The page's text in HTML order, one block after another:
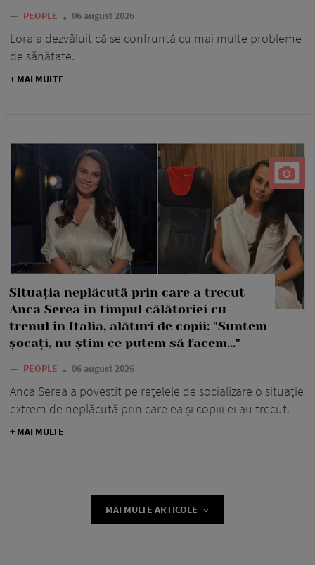
— PEOPLE 06 august 2026
Lora a dezvăluit că se confruntă cu mai multe probleme
de sănătate.
+ MAI MULTE
Situația neplăcută prin care a trecut
Anca Serea în timpul călătoriei cu
trenul în Italia, alături de copii: "Suntem
șocați, nu știm ce putem să facem..."
— PEOPLE 06 august 2026
Anca Serea a povestit pe rețelele de socializare o situație
extrem de neplăcută prin care ea și copiii ei au trecut.
+ MAI MULTE
MAI MULTE ARTICOLE